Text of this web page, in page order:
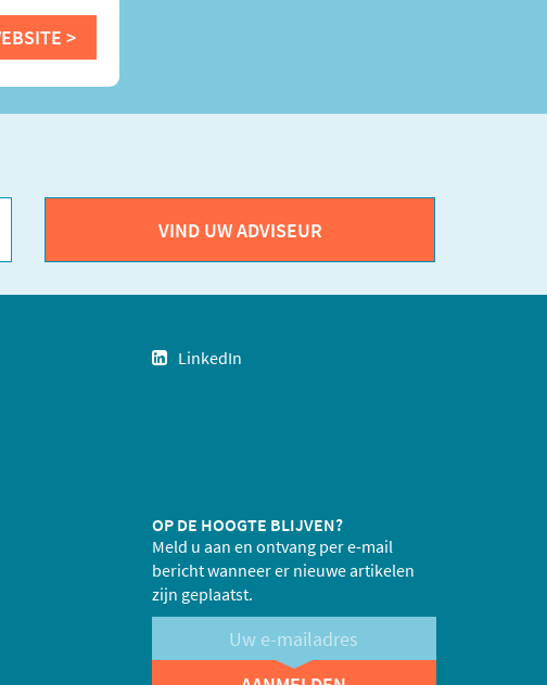
VIND UW ADVISEUR
LinkedIn
OP DE HOOGTE BLIJVEN?
Meld u aan en ontvang per e-mail
bericht wanneer er nieuwe artikelen
zijn geplaatst.